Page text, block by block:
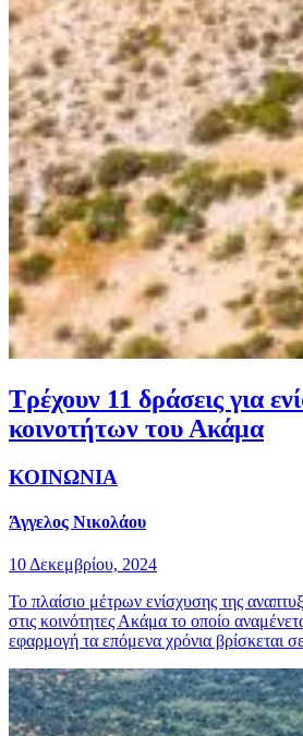
Τρέχουν 11 δράσεις για
κοινοτήτων του Ακάμα
ΚΟΙΝΩΝΙΑ
Άγγελος Νικολάου
10 Δεκεμβρίου, 2024
Το πλαίσιο μέτρων ενίσχυσης της
στις κοινότητες Ακάμα το οποίο
εφαρμογή τα επόμενα χρόνια βρίσκεται